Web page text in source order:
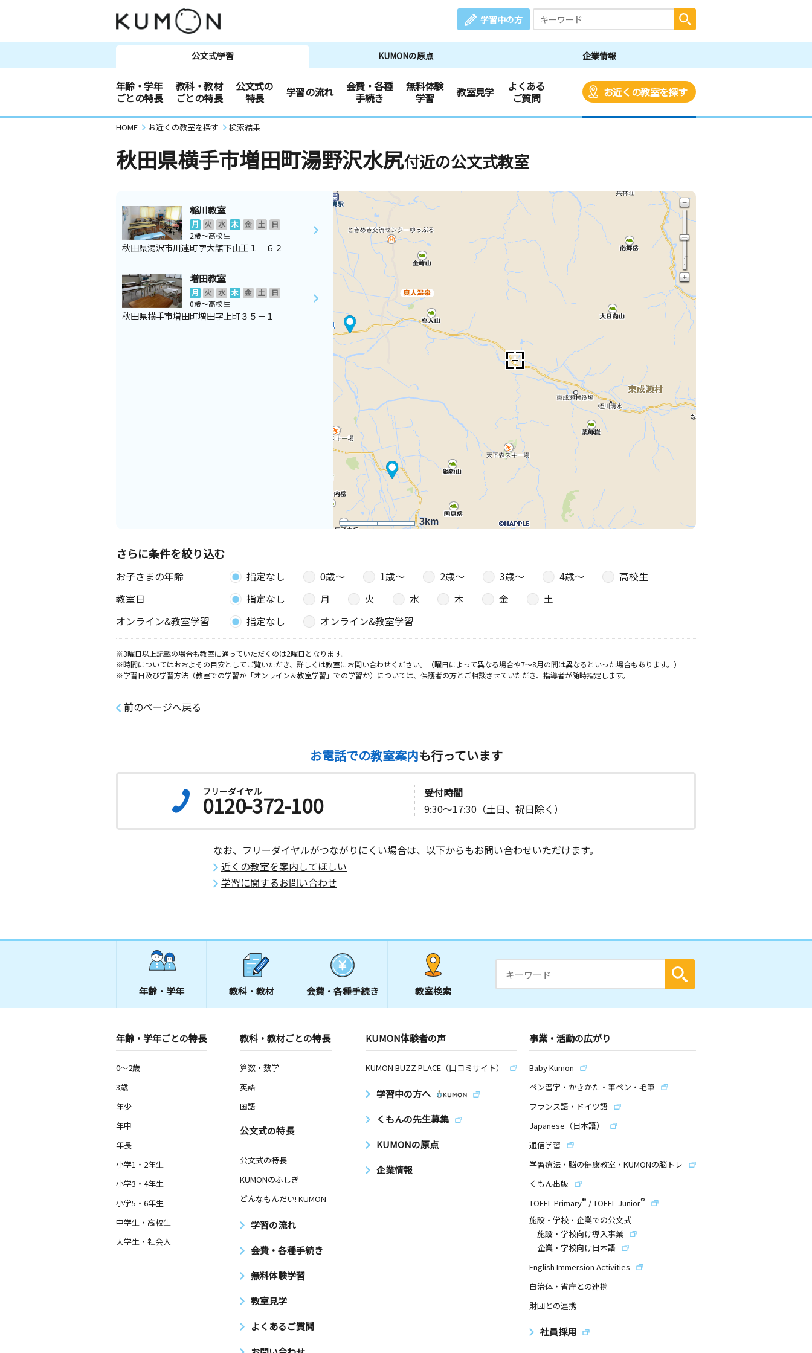
学習中の方
公文式学習 KUMONの原点 企業情報
年齢・学年
ごとの特長
教科・教材
ごとの特長
公文式の
特長
学習の流れ
会費・各種
手続き
無料体験
学習
教室見学
よくある
ご質問
お近くの教室を探す
HOME お近くの教室を探す 検索結果
秋田県横手市増田町湯野沢水尻付近の公文式教室
3km
稲川教室
月 火 水 木 金 土
日
2歳～高校生
秋田県湯沢市川連町字大舘下山王１－６２
増田教室
月 火 水 木 金 土
日
0歳～高校生
秋田県横手市増田町増田字上町３５－１
さらに条件を絞り込む
お子さまの年齢 指定なし 0歳〜 1歳〜 2歳〜 3歳〜 4歳〜
高校生
教室日
指定なし 月 火 水 木 金
土
オンライン&教室学習
指定なし オンライン&教室学習
※3曜日以上記載の場合も教室に通っていただくのは2曜日となります。
※時間についてはおおよその目安としてご覧いただき、詳しくは教室にお問い合わせください。（曜日によって異なる場合や7～8月の間は異なるといった場合もあります。）
※学習日及び学習方法（教室での学習か「オンライン＆教室学習」での学習か）については、保護者の方とご相談させていただき、指導者が随時指定します。
前のページへ戻る
お電話での教室案内も行っています
フリーダイヤル
0120-372-100
受付時間
9:30～17:30（土日、祝日除く）
なお、フリーダイヤルがつながりにくい場合は、以下からもお問い合わせいただけます。
近くの教室を案内してほしい
学習に関するお問い合わせ
年齢・学年 教科・教材 会費・ 各種手続き 教室検索
年齢・学年ごとの特長
0～2歳
3歳
年少
年中
年長
小学1・2年生
小学3・4年生
小学5・6年生
中学生・高校生
大学生・社会人
教科・教材ごとの特長
算数・数学
英語
国語
公文式の特長
公文式の特長
KUMONのふしぎ
どんなもんだい! KUMON
学習の流れ
会費・各種手続き
無料体験学習
教室見学
よくあるご質問
KUMON体験者の声
KUMON BUZZ PLACE（口コミサイト）
学習中の方へ
くもんの先生募集
KUMONの原点
企業情報
事業・活動の広がり
Baby Kumon
ペン習字・かきかた・筆ペン・毛筆
フランス語・ドイツ語
Japanese（日本語）
通信学習
学習療法・脳の健康教室・KUMONの脳トレ
くもん出版
TOEFL Primary® /TOEFL Junior®
施設・学校・企業での公文式
施設・学校向け導入事業
企業・学校向け日本語
English Immersion Activities
自治体・省庁との連携
財団との連携
社員採用